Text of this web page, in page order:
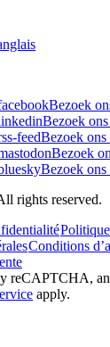
Bezoek
Bezoek
feedBezoek ons
Bezoek
Bezoek ons
rights reserved.
Conditions
reCAPTCHA,
apply.